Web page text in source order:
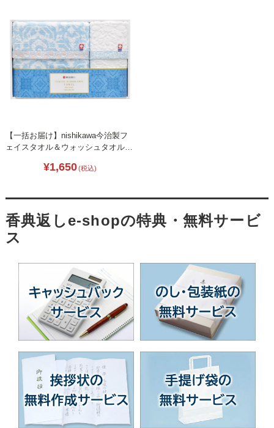
【一括お届け】nishikawa今治製フ
ェイスタオル＆ウォッシュタオル
¥1,650(税込)
香典返しe-shopの特典・無料サービ
ス